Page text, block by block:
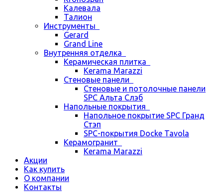
Калевала
Талион
Инструменты
Gerard
Grand Line
Внутренняя отделка
Керамическая плитка
Kerama Marazzi
Стеновые панели
Стеновые и потолочные панели
SPC Альта Слэб
Напольные покрытия
Напольное покрытие SPC Гранд
Стэп
SPC-покрытия Docke Tavola
Керамогранит
Kerama Marazzi
Акции
Как купить
О компании
Контакты